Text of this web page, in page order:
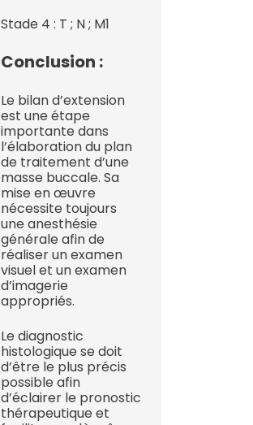
Stade 4 : T ; N ; M1
Conclusion :
Le bilan d’extension
est une étape
importante dans
l’élaboration du plan
de traitement d’une
masse buccale. Sa
mise en œuvre
nécessite toujours
une anesthésie
générale afin de
réaliser un examen
visuel et un examen
d’imagerie
appropriés.
Le diagnostic
histologique se doit
d’être le plus précis
possible afin
d’éclairer le pronostic
thérapeutique et